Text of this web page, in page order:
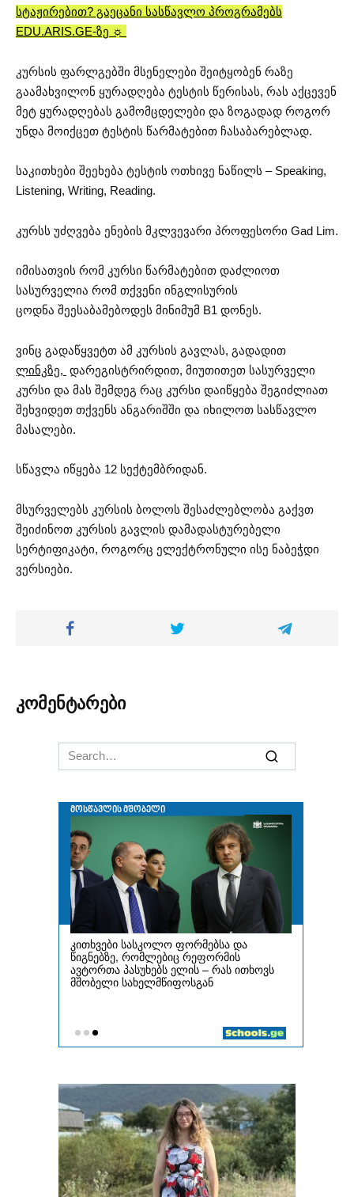
სტაჟირებით? გაეცანი სასწავლო პროგრამებს
EDU.ARIS.GE-ზე ☼
კურსის ფარლგებში მსენელები შეიტყობენ რაზე
გაამახვილონ ყურადღება ტესტის წერისას, რას აქცევენ
მეტ ყურადღებას გამომცდელები და ზოგადად როგორ
უნდა მოიქცეთ ტესტის წარმატებით ჩასაბარებლად.
საკითხები შეეხება ტესტის ოთხივე ნაწილს – Speaking,
Listening, Writing, Reading.
კურსს უძღვება ენების მკლვევარი პროფესორი Gad Lim.
იმისათვის რომ კურსი წარმატებით დაძლიოთ
სასურველია რომ თქვენი ინგლისურის
ცოდნა შეესაბამებოდეს მინიმუმ B1 დონეს.
ვინც გადაწყვეტთ ამ კურსის გავლას, გადადით
ლინკზე, დარეგისტრირდით, მიუთითეთ სასურველი
კურსი და მას შემდეგ რაც კურსი დაიწყება შეგიძლიათ
შეხვიდეთ თქვენს ანგარიშში და იხილოთ სასწავლო
მასალები.
სწავლა იწყება 12 სექტემბრიდან.
მსურველებს კურსის ბოლოს შესაძლებლობა გაქვთ
შეიძინოთ კურსის გავლის დამადასტურებელი
სერტიფიკატი, როგორც ელექტრონული ისე ნაბეჭდი
ვერსიები.
კომენტარები
Search
for: